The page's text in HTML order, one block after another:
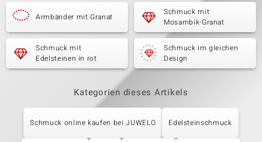
Armbänder mit Granat
Schmuck mit
Mosambik-Granat
Schmuck mit
Edelsteinen in rot
Schmuck im gleichen
Design
Kategorien dieses Artikels
Schmuck online kaufen bei JUWELO Edelsteinschmuck